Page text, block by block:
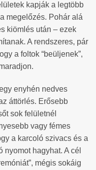
kapják a legtöbb
megelőzés. Pohár alá
kiömlés után – ezek
A rendszeres, pár
a foltok “beüljenek”,
enyhén nedves
áttörlés. Erősebb
sok felületnél
vagy fémes
a karcoló szivacs és a
hagyhat. A cél
mégis sokáig